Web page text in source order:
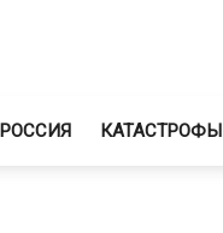
РОССИЯ КАТАСТРОФЫ